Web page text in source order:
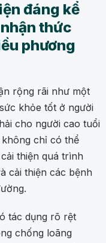
đáng kể
thức
phương
rộng rãi như một
khỏe tốt ở người
cho người cao tuổi
chỉ có thể
thiện quá trình
cải thiện các bệnh
tác dụng rõ rệt
chống loãng